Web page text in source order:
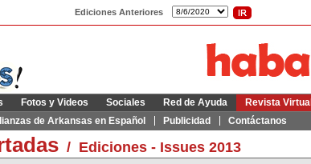
Ediciones Anteriores
Fotos y Videos Sociales Red de Ayuda
Revista Virtual
de Arkansas en Español Publicidad Contáctanos
/ Ediciones - Issues 2013